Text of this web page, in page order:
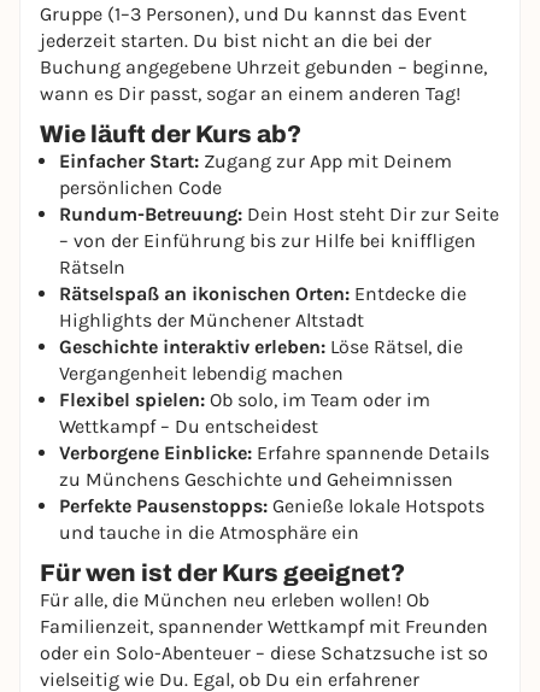
Gruppe (1–3 Personen), und Du kannst das Event
jederzeit starten. Du bist nicht an die bei der
Buchung angegebene Uhrzeit gebunden – beginne,
wann es Dir passt, sogar an einem anderen Tag!
Wie läuft der Kurs ab?
Einfacher Start: Zugang zur App mit Deinem
persönlichen Code
Rundum-Betreuung: Dein Host steht Dir zur Seite
– von der Einführung bis zur Hilfe bei kniffligen
Rätseln
Rätselspaß an ikonischen Orten: Entdecke die
Highlights der Münchener Altstadt
Geschichte interaktiv erleben: Löse Rätsel, die
Vergangenheit lebendig machen
Flexibel spielen: Ob solo, im Team oder im
Wettkampf – Du entscheidest
Verborgene Einblicke: Erfahre spannende Details
zu Münchens Geschichte und Geheimnissen
Perfekte Pausenstopps: Genieße lokale Hotspots
und tauche in die Atmosphäre ein
Für wen ist der Kurs geeignet?
Für alle, die München neu erleben wollen! Ob
Familienzeit, spannender Wettkampf mit Freunden
oder ein Solo-Abenteuer – diese Schatzsuche ist so
vielseitig wie Du. Egal, ob Du ein erfahrener